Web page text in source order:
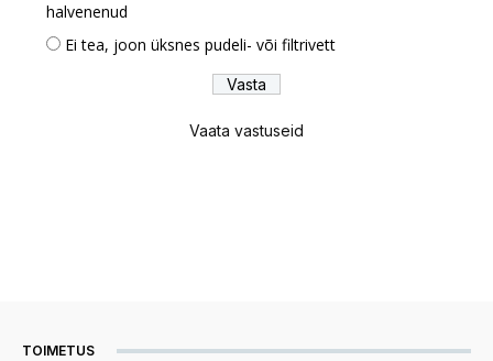
halvenenud
Ei tea, joon üksnes pudeli- või filtrivett
Vaata vastuseid
TOIMETUS